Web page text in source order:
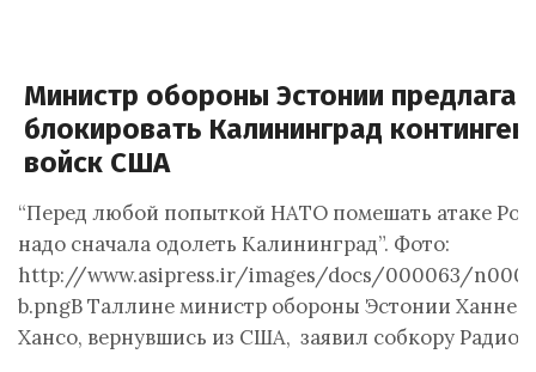
Министр обороны Эстонии
блокировать Калининград
войск США
“Перед любой попыткой НАТО помешать атаке
надо сначала одолеть Калининград”. Фото:
http://www.asipress.ir/images/docs/000063/
b.pngВ Таллине министр обороны Эстонии Ханнес
Хансо, вернувшись из США, заявил собкору Радио…